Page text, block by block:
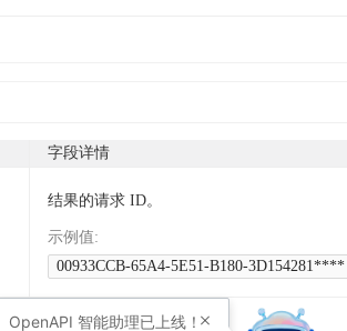
字段详情
结果的请求 ID。
示例值:
00933CCB-65A4-5E51-B180-3D154281****
OpenAPI 智能助理已上线！